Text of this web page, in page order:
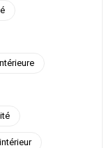
intérieur